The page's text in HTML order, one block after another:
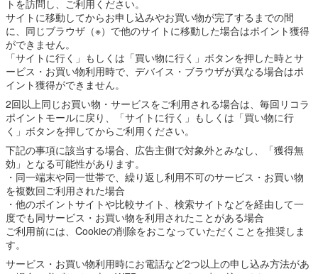
トを訪問し、ご利用ください。
サイトに移動してからお申し込みやお買い物が完了するまでの間
に、同じブラウザ（※）で他のサイトに移動した場合はポイント獲得
ができません。
「サイトに行く」もしくは「買い物に行く」ボタンを押した時とサ
ービス・お買い物利用時で、デバイス・ブラウザが異なる場合はポ
イント獲得ができません。
2回以上同じお買い物・サービスをご利用される場合は、毎回リコラ
ポイントモールに戻り、「サイトに行く」もしくは「買い物に行
く」ボタンを押してからご利用ください。
下記の事項に該当する場合、広告主側で対象外とみなし、「獲得無
効」となる可能性があります。
・同一端末や同一世帯で、繰り返し利用不可のサービス・お買い物
を複数回ご利用された場合
・他のポイントサイトや比較サイト、検索サイトなどを経由して一
度でも同サービス・お買い物を利用されたことがある場合
ご利用前には、Cookieの削除をおこなっていただくことを推奨しま
す。
サービス・お買い物利用時にお電話など2つ以上の申し込み方法があ